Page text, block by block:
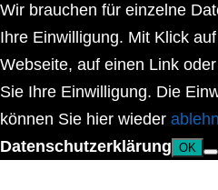
Wir brauchen für einzelne
Ihre Einwilligung. Mit Klick
Webseite, auf einen Link oder
Sie Ihre Einwilligung. Die
können Sie hier wieder
Datenschutzerklärung OK